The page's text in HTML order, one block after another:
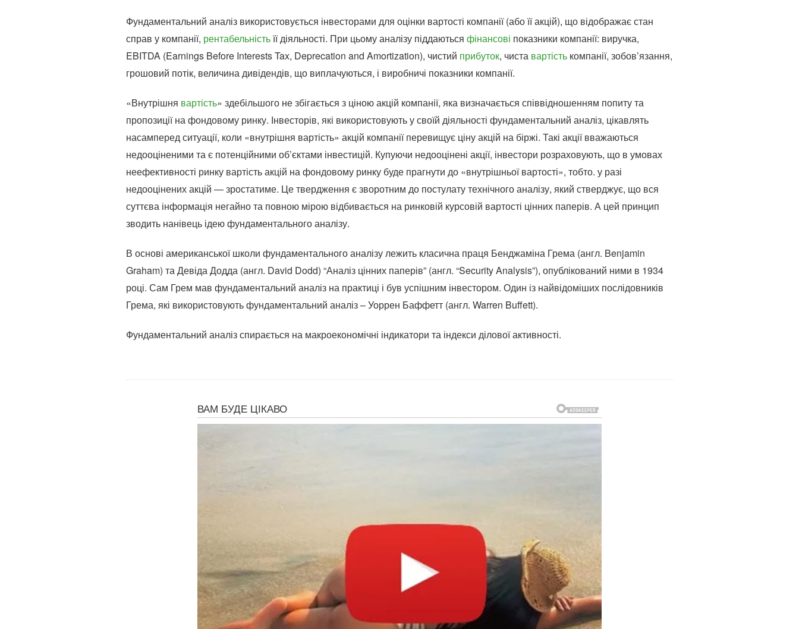
Фундаментальний аналіз використовується інвесторами для оцінки вартості компанії (або її акцій), що відображає стан
справ у компанії, рентабельністьїї діяльності. При цьому аналізу піддаються фінансові показники компанії: виручка,
EBITDA (Earnings Before Interests Tax, Deprecation and Amortization), чистий прибуток, чиста вартість компанії, зобов’язання,
грошовий потік, величина дивідендів, що виплачуються, і виробничі показники компанії.
«Внутрішня вартість» здебільшого не збігається з ціною акцій компанії, яка визначається співвідношенням попиту та
пропозиції на фондовому ринку. Інвесторів, які використовують у своїй діяльності фундаментальний аналіз, цікавлять
насамперед ситуації, коли «внутрішня вартість» акцій компанії перевищує ціну акцій на біржі. Такі акції вважаються
недооціненими та є потенційними об’єктами інвестицій. Купуючи недооцінені акції, інвестори розраховують, що в умовах
неефективності ринку вартість акцій на фондовому ринку буде прагнути до «внутрішньої вартості», тобто. у разі
недооцінених акцій — зростатиме. Це твердження є зворотним до постулату технічного аналізу, який стверджує, що вся
суттєва інформація негайно та повною мірою відбивається на ринковій курсовій вартості цінних паперів. А цей принцип
зводить нанівець ідею фундаментального аналізу.
В основі американської школи фундаментального аналізу лежить класична праця Бенджаміна Грема (англ. Benjamin
Graham) та Девіда Додда (англ. David Dodd) “Аналіз цінних паперів” (англ. “Security Analysis”), опублікований ними в 1934
році. Сам Грем мав фундаментальний аналіз на практиці і був успішним інвестором. Один із найвідоміших послідовників
Грема, які використовують фундаментальний аналіз – Уоррен Баффетт (англ. Warren Buffett).
Фундаментальний аналіз спирається на макроекономічні індикатори та індекси ділової активності.